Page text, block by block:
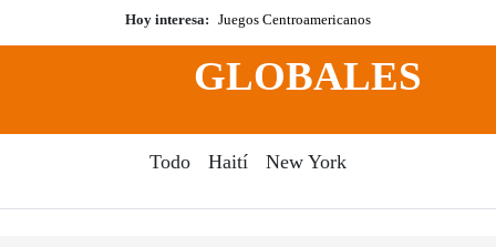
Hoy interesa: Juegos Centroamericanos
GLOBALES
Todo Haití New York